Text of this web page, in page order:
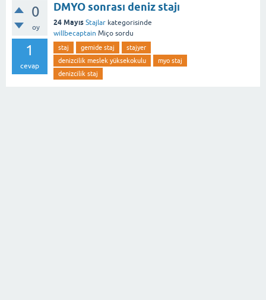
0
oy
1
cevap
DMYO sonrası deniz stajı
24 Mayıs Stajlar kategorisinde
willbecaptain Miço sordu
staj gemide staj
stajyer
denizcilik meslek yüksekokulu
myo staj
denizcilik staj